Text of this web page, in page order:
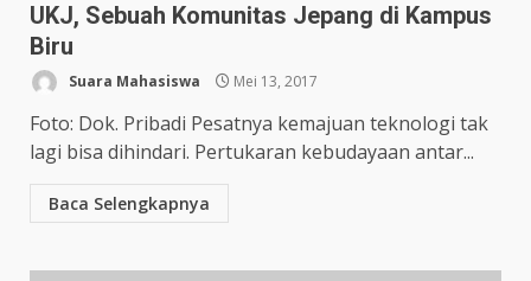
UKJ, Sebuah Komunitas Jepang di Kampus
Biru
Suara Mahasiswa Mei 13, 2017
Foto: Dok. Pribadi Pesatnya kemajuan teknologi tak
lagi bisa dihindari. Pertukaran kebudayaan antar...
Baca Selengkapnya